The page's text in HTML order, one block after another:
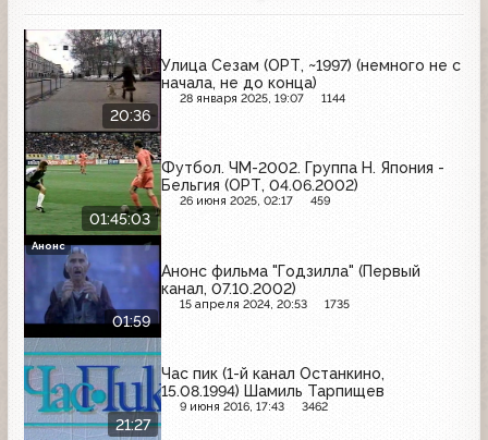
20:36
Улица Сезам (ОРТ, ~1997) (немного не с
начала, не до конца)
28 января 2025, 19:07 1144
01:45:03
Футбол. ЧМ-2002. Группа H. Япония -
Бельгия (ОРТ, 04.06.2002)
26 июня 2025, 02:17 459
01:59
Анонс фильма "Годзилла" (Первый
канал, 07.10.2002)
15 апреля 2024, 20:53 1735
Анонс
21:27
Час пик (1-й канал Останкино,
15.08.1994) Шамиль Тарпищев
9 июня 2016, 17:43 3462